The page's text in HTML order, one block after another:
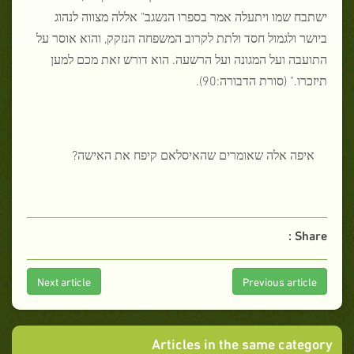
ישתבח שמו ויתעלה אמר בספרו הנשגב" אללה מצווה לנהוג
ביושר ולגמול חסד ולתת לקרוב המשפחה הנזקק, והוא אוסר על
התועבה ועל המגונה ועל הרשעה. הוא דורש זאת מכם למען
תיזכרו." (סורת הדבורה:90).
איפה אלה שאומרים שהאיסלאם קיפח את האישה?
Share :
Previous article
Next article
Articles in the same category